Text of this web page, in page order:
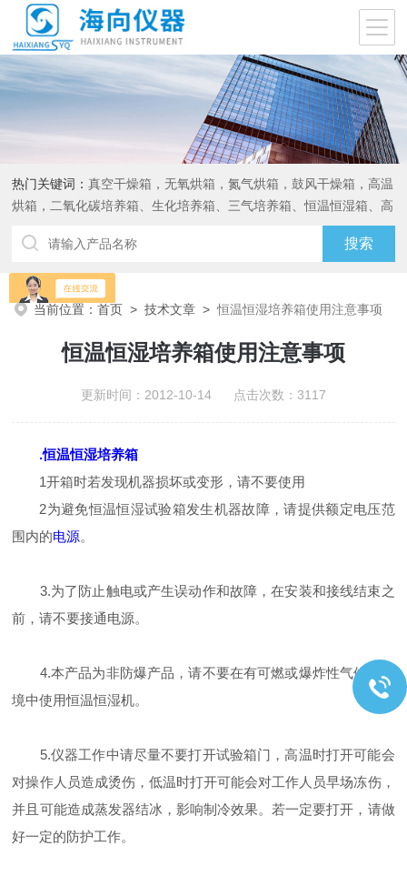
热门关键词：真空干燥箱，无氧烘箱，氮气烘箱，鼓风干燥箱，高温
烘箱，二氧化碳培养箱、生化培养箱、三气培养箱、恒温恒湿箱、高
当前位置：首页 >技术文章 >恒温恒湿培养箱使用注意事项
恒温恒湿培养箱使用注意事项
更新时间：2012-10-14 点击次数：3117
.恒温恒湿培养箱
1开箱时若发现机器损坏或变形，请不要使用
2为避免恒温恒湿试验箱发生机器故障，请提供额定电压范
围内的电源。
3.为了防止触电或产生误动作和故障，在安装和接线结束之
前，请不要接通电源。
4.本产品为非防爆产品，请不要在有可燃或爆炸性气体的坏
境中使用恒温恒湿机。
5.仪器工作中请尽量不要打开试验箱门，高温时打开可能会
对操作人员造成烫伤，低温时打开可能会对工作人员早场冻伤，
并且可能造成蒸发器结冰，影响制冷效果。若一定要打开，请做
好一定的防护工作。